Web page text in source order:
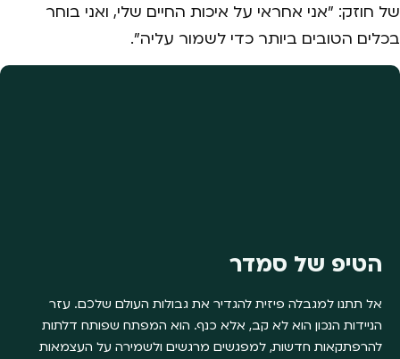
של חוזק: "אני אחראי על איכות החיים שלי, ואני בוחר
בכלים הטובים ביותר כדי לשמור עליה".
הטיפ של סמדר
אל תתנו למגבלה פיזית להגדיר את גבולות העולם שלכם. עזר
הניידות הנכון הוא לא קב, אלא כנף. הוא המפתח שפותח דלתות
להרפתקאות חדשות, למפגשים מרגשים ולשמירה על העצמאות